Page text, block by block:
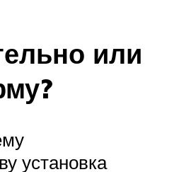
или
установка